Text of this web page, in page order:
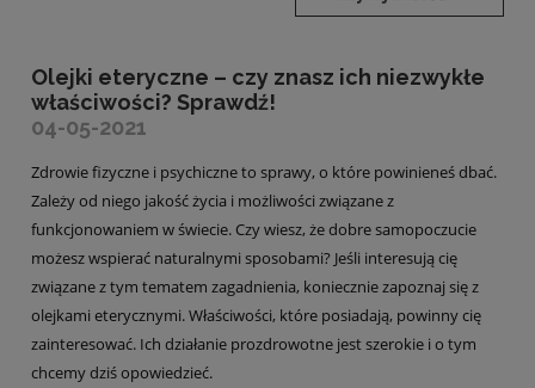
Olejki eteryczne – czy znasz ich niezwykłe
właściwości? Sprawdź!
04-05-2021
Zdrowie fizyczne i psychiczne to sprawy, o które powinieneś dbać.
Zależy od niego jakość życia i możliwości związane z
funkcjonowaniem w świecie. Czy wiesz, że dobre samopoczucie
możesz wspierać naturalnymi sposobami? Jeśli interesują cię
związane z tym tematem zagadnienia, koniecznie zapoznaj się z
olejkami eterycznymi. Właściwości, które posiadają, powinny cię
zainteresować. Ich działanie prozdrowotne jest szerokie i o tym
chcemy dziś opowiedzieć.